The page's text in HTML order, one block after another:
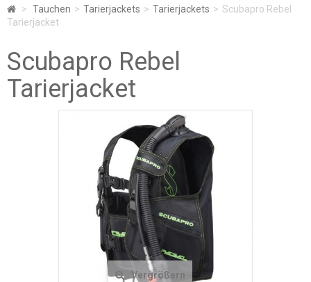
> Tauchen > Tarierjackets > Tarierjackets > Scubapro Rebel
Tarierjacket
Scubapro Rebel
Tarierjacket
Vergrößern